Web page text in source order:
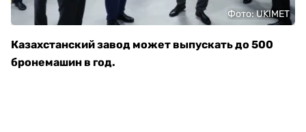
Фото: UKIMET
Казахстанский завод может выпускать до 500
бронемашин в год.